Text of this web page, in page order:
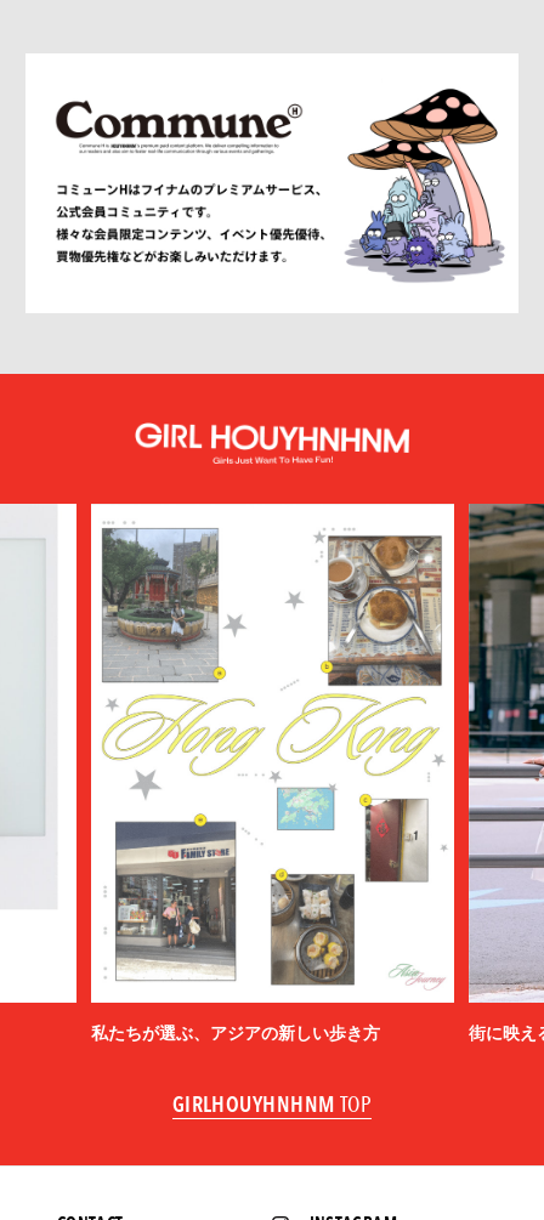
私たちが選ぶ、アジアの新しい歩き方 街に映え
GIRLHOUYHNHNM TOP